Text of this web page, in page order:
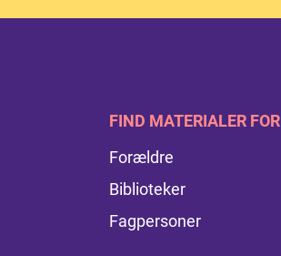
FIND MATERIALER FOR
Forældre
Biblioteker
Fagpersoner